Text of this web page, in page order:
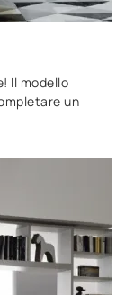
Il modello
un